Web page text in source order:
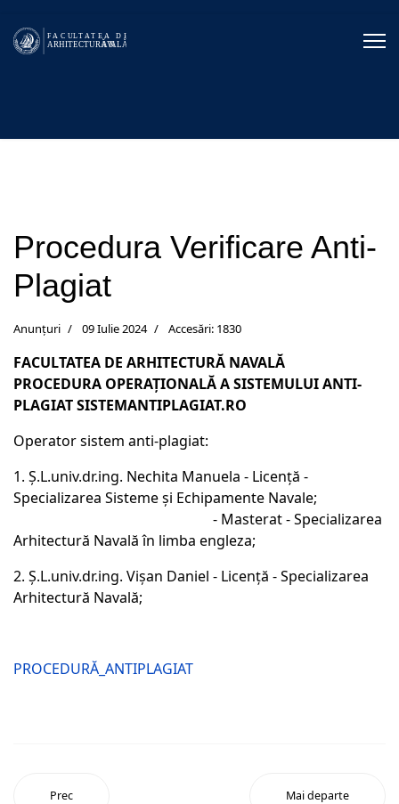
Procedura Verificare Anti-
Plagiat
Anunțuri 09 Iulie 2024 Accesări: 1830
FACULTATEA DE ARHITECTURĂ NAVALĂ
PROCEDURA OPERAȚIONALĂ A SISTEMULUI ANTI-
PLAGIAT SISTEMANTIPLAGIAT.RO
Operator sistem anti-plagiat:
1. Ș.L.univ.dr.ing. Nechita Manuela - Licență -
Specializarea Sisteme și Echipamente Navale;
- Masterat - Specializarea
Arhitectură Navală în limba engleza;
2. Ș.L.univ.dr.ing. Vișan Daniel - Licență - Specializarea
Arhitectură Navală;
PROCEDURĂ_ANTIPLAGIAT
Prec Mai departe